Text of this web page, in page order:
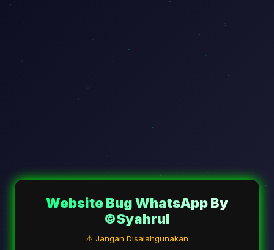
Website Bug WhatsApp By
©Syahrul
⚠️ Jangan Disalahgunakan